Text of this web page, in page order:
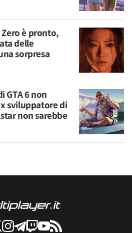
è pronto,
delle
sorpresa
GTA 6 non
sviluppatore di
non sarebbe